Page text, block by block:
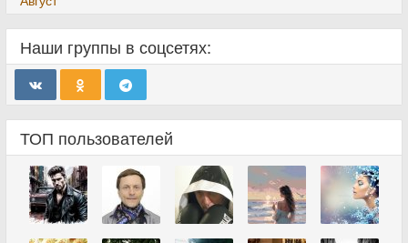
Наши группы в соцсетях:
ТОП пользователей